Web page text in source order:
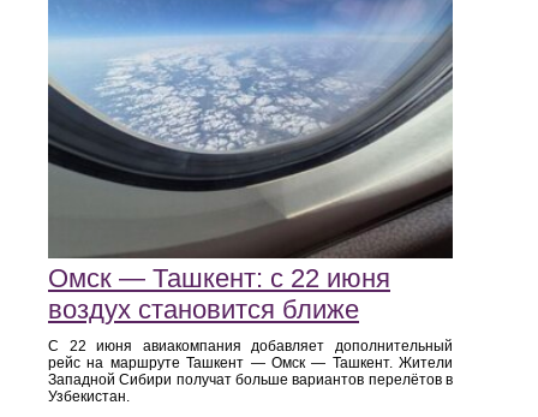
Омск — Ташкент: с 22 июня
воздух становится ближе
С 22 июня авиакомпания добавляет дополнительный
рейс на маршруте Ташкент — Омск — Ташкент. Жители
Западной Сибири получат больше вариантов перелётов в
Узбекистан.